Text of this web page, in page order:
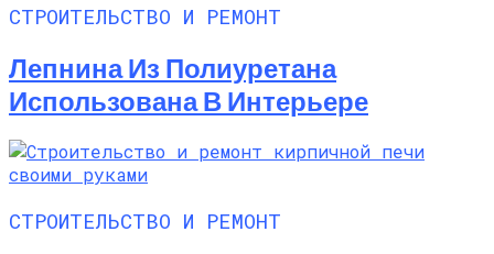
СТРОИТЕЛЬСТВО И РЕМОНТ
Лепнина Из Полиуретана
Использована В Интерьере
СТРОИТЕЛЬСТВО И РЕМОНТ